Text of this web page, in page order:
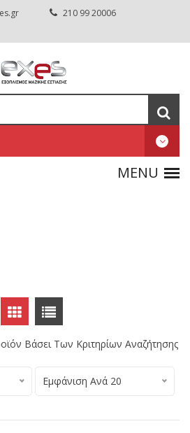
210 99 20006
Βάσει Των Κριτηρίων Αναζήτησης
Εμφάνιση Ανά 20